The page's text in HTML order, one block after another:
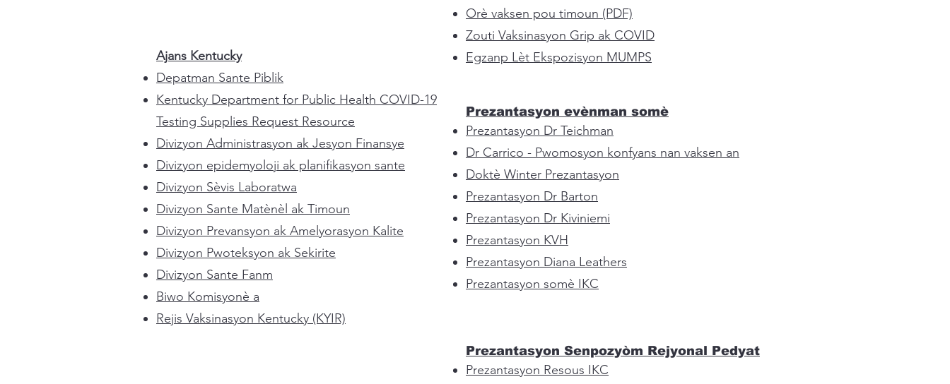
Ajans Kentucky
Depatman Sante Piblik
Kentucky Department for Public Health COVID-19
Testing Supplies Request Resource
Divizyon Administrasyon ak Jesyon Finansye
Divizyon epidemyoloji ak planifikasyon sante
Divizyon Sèvis Laboratwa
Divizyon Sante Matènèl ak Timoun
Divizyon Prevansyon ak Amelyorasyon Kalite
Divizyon Pwoteksyon ak Sekirite
Divizyon Sante Fanm
Biwo Komisyonè a
Rejis Vaksinasyon Kentucky (KYIR)
Orè vaksen pou timoun (PDF)
Zouti Vaksinasyon Grip ak COVID
Egzanp Lèt Ekspozisyon MUMPS
Prezantasyon evènman somè
Prezantasyon Dr Teichman
Dr Carrico - Pwomosyon konfyans nan vaksen an
Doktè Winter Prezantasyon
Prezantasyon Dr Barton
Prezantasyon Dr Kiviniemi
Prezantasyon KVH
Prezantasyon Diana Leathers
Prezantasyon somè IKC
Prezantasyon Senpozyòm Rejyonal Pedyat
Prezantasyon Resous IKC